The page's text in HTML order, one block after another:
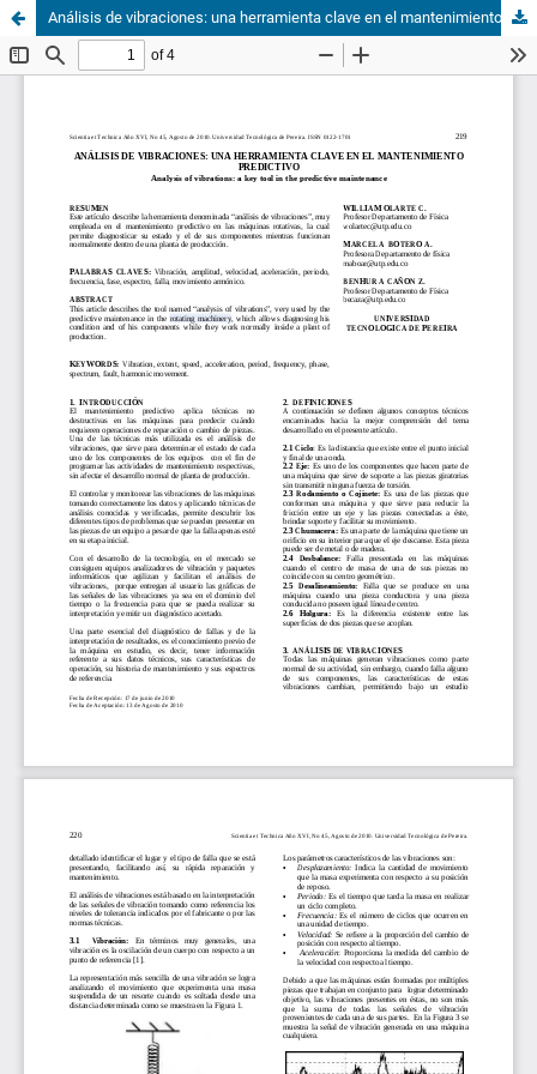
Análisis de vibraciones: una herramienta clave en el mantenimiento predictivo